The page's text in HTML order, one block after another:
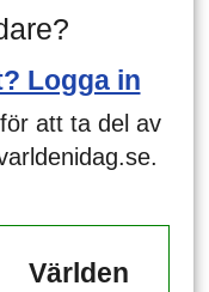
Logga in
att ta del av
Världen